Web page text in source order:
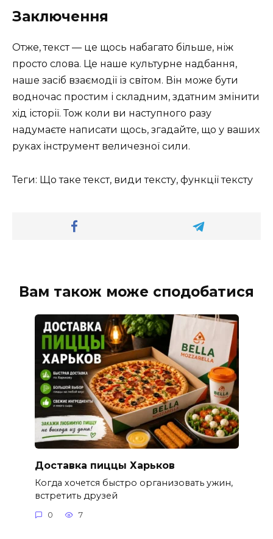
Заключення
Отже, текст — це щось набагато більше, ніж
просто слова. Це наше культурне надбання,
наше засіб взаємодії із світом. Він може бути
водночас простим і складним, здатним змінити
хід історії. Тож коли ви наступного разу
надумаєте написати щось, згадайте, що у ваших
руках інструмент величезної сили.
Теги: Що таке текст, види тексту, функції тексту
Вам також може сподобатися
Доставка пиццы Харьков
Когда хочется быстро организовать ужин,
встретить друзей
0 7